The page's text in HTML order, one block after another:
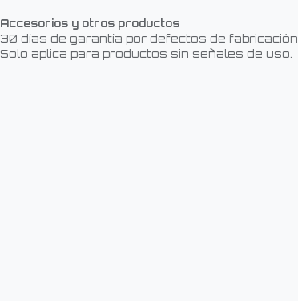
Accesorios y otros productos
30 días de garantía por defectos de fabricación.
Solo aplica para productos sin señales de uso.